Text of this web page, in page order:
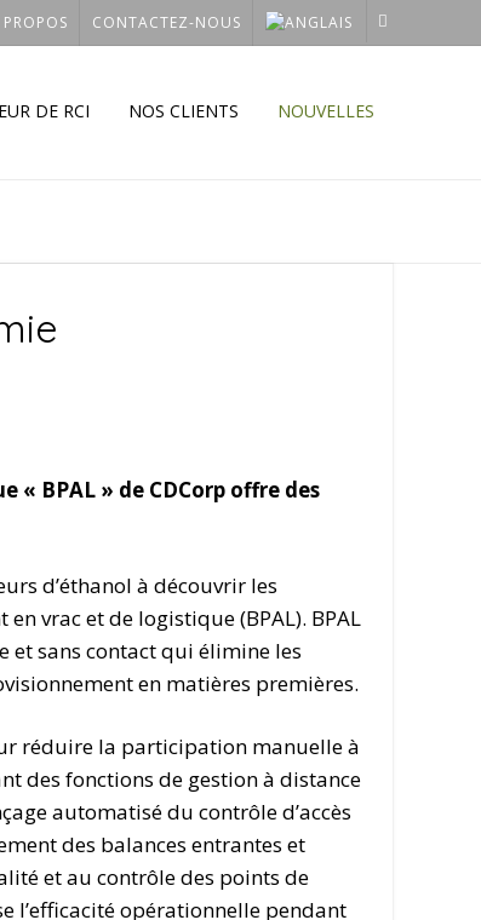
CONTACTEZ-NOUS
DE RCI NOS CLIENTS NOUVELLES
« BPAL » de CDCorp offre des
d’éthanol à découvrir les
vrac et de logistique (BPAL). BPAL
sans contact qui élimine les
en matières premières.
réduire la participation manuelle à
des fonctions de gestion à distance
automatisé du contrôle d’accès
des balances entrantes et
et au contrôle des points de
l’efficacité opérationnelle pendant